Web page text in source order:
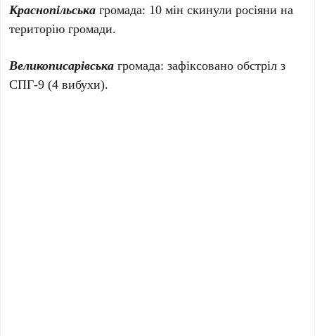
Краснопільська громада: 10 мін скинули росіяни на
територію громади.
Великописарівська громада: зафіксовано обстріл з
СПГ-9 (4 вибухи).